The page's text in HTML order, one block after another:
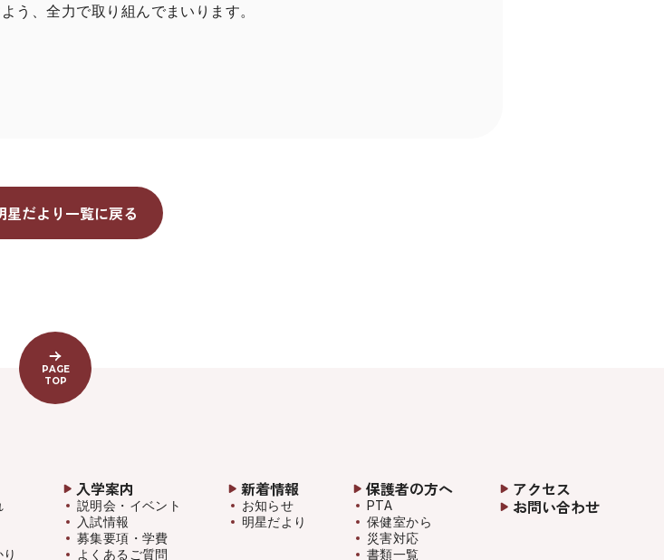
う、全力で取り組んでまいります。
星だより一覧に戻る
PAGE
TOP
入学案内
説明会・イベント
入試情報
募集要項・学費
よくあるご質問
新着情報
お知らせ
明星だより
保護者の方へ
PTA
保健室から
災害対応
書類一覧
アクセス
お問い合わせ